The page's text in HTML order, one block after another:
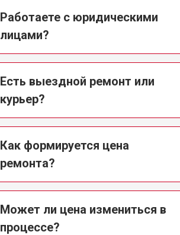
Работаете с юридическими
лицами?
Есть выездной ремонт или
курьер?
Как формируется цена
ремонта?
Может ли цена измениться в
процессе?